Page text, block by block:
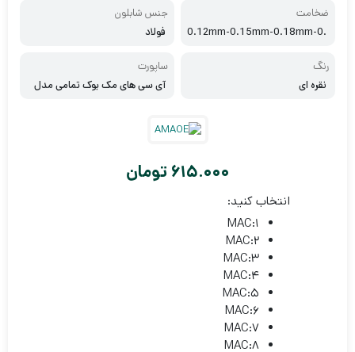
ضخامت
0.12mm-0.15mm-0.18mm-0.
جنس شابلون
فولاد
رنگ
نقره ای
ساپورت
آی سی های مک بوک تمامی مدل
615.000 تومان
انتخاب کنید:
MAC:1
MAC:2
MAC:3
MAC:4
MAC:5
MAC:6
MAC:7
MAC:8